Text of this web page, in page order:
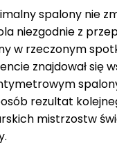
spalony nie
niezgodnie z
w rzeczonym
znajdował się
rezultat
mistrzostw